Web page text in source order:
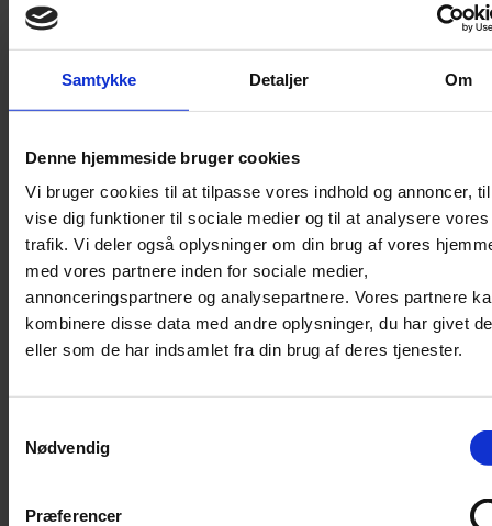
Samtykke Detaljer Om
Denne hjemmeside bruger cookies
Vi bruger cookies til at tilpasse vores indhold og annoncer,
vise dig funktioner til sociale medier og til at analysere vores
trafik. Vi deler også oplysninger om din brug af vores
med vores partnere inden for sociale medier,
annonceringspartnere og analysepartnere. Vores partnere
kombinere disse data med andre oplysninger, du har givet
eller som de har indsamlet fra din brug af deres tjenester.
Nødvendig
Præferencer
Kattetegn
Kattetoilet
Selvrensende toilet
Grusskovl
Luftrenser / Lugtfjerner
Affaldsposer
Kattegrus
Trimning